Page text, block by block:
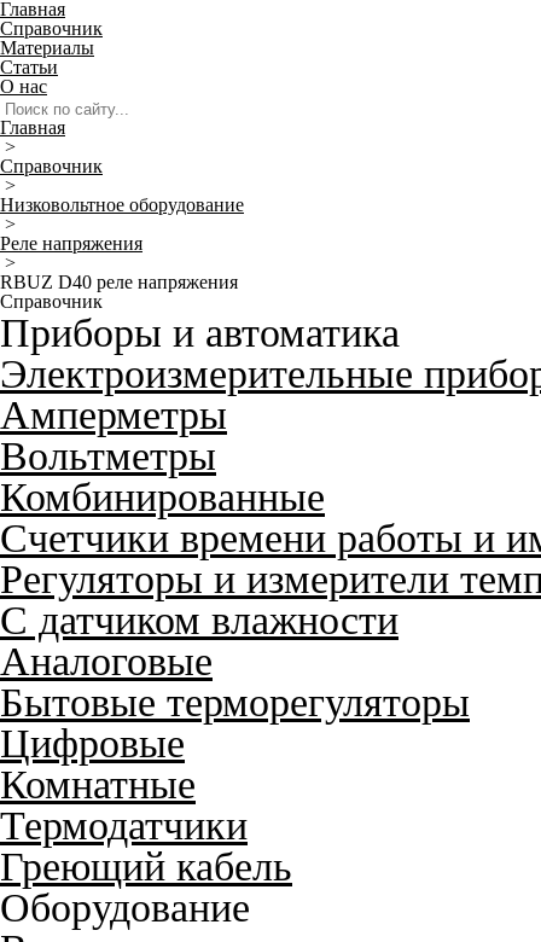
Главная
Справочник
Материалы
Статьи
О нас
Главная
>
Справочник
>
Низковольтное оборудование
>
Реле напряжения
>
RBUZ D40 реле напряжения
Справочник
Приборы и автоматика
Электроизмерительные
Амперметры
Вольтметры
Комбинированные
Счетчики времени работы и
Регуляторы и измерители
С датчиком влажности
Аналоговые
Бытовые терморегуляторы
Цифровые
Комнатные
Термодатчики
Греющий кабель
Оборудование